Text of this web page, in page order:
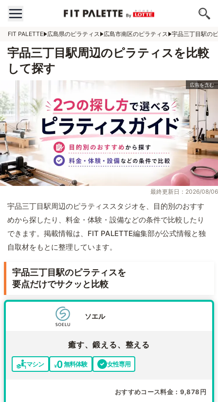
FIT PALETTE 広島県のピラティス 広島市南区のピラティス 宇品三丁目駅の
宇品三丁目駅周辺のピラティスを比較
して探す
最終更新日：2026/08/06
宇品三丁目駅周辺のピラティススタジオを、目的別のおすす
めから探したり、料金・体験・設備などの条件で比較したり
できます。掲載情報は、FIT PALETTE編集部が公式情報と独
自取材をもとに整理しています。
宇品三丁目駅のピラティスを
要点だけでサクッと比較
ソエル
癒す、鍛える、整える
マシン 無料体験 女性専用
おすすめコース料金 9,878円